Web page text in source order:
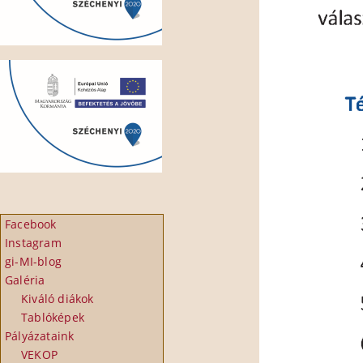
Facebook
Instagram
gi-MI-blog
Galéria
Kiváló diákok
Tablóképek
Pályázataink
VEKOP